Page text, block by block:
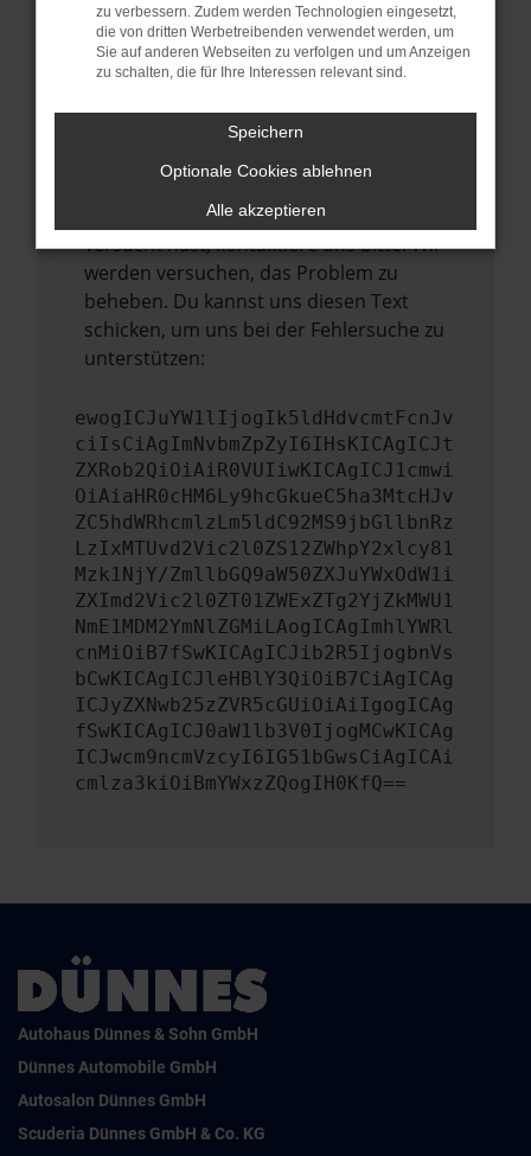
Betriebssystem auf dem neuesten Stand
sind.
Veraltete Software birgt nicht nur ein
führen, dass bestimmte Funktionen nicht
mehr unterstützt werden.
Wende dich an den Webseitenbetreiber.
Wenn du alle oben genannten Schritte
versucht hast, kontaktiere uns bitte. Wir
werden versuchen, das Problem zu
beheben. Du kannst uns diesen Text
schicken, um uns bei der Fehlersuche zu
unterstützen:
ewogICJuYW1lIjogIk5ldHdvcmtFcnJv
ciIsCiAgImNvbmZpZyI6IHsKICAgICJt
ZXRob2QiOiAiR0VUIiwKICAgICJ1cmwi
OiAiaHR0cHM6Ly9hcGkueC5ha3MtcHJv
ZC5hdWRhcmlzLm5ldC92MS9jbGllbnRz
LzIxMTUvd2Vic2l0ZS12ZWhpY2xlcy81
Mzk1NjY/ZmllbGQ9aW50ZXJuYWxOdW1i
ZXImd2Vic2l0ZT01ZWExZTg2YjZkMWU1
NmE1MDM2YmNlZGMiLAogICAgImhlYWRl
cnMiOiB7fSwKICAgICJib2R5IjogbnVs
bCwKICAgICJleHBlY3QiOiB7CiAgICAg
ICJyZXNwb25zZVR5cGUiOiAiIgogICAg
fSwKICAgICJ0aW1lb3V0IjogMCwKICAg
ICJwcm9ncmVzcyI6IG51bGwsCiAgICAi
cmlza3kiOiBmYWxzZQogIH0KfQ==
Autohaus Dünnes & Sohn GmbH
Dünnes Automobile GmbH
Autosalon Dünnes GmbH
Scuderia Dünnes GmbH & Co. KG
zu verbessern. Zudem werden Technologien eingesetzt,
die von dritten Werbetreibenden verwendet werden, um
Sie auf anderen Webseiten zu verfolgen und um Anzeigen
zu schalten, die für Ihre Interessen relevant sind.
Speichern
Optionale Cookies ablehnen
Alle akzeptieren